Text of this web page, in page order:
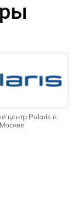
центр Polaris в
Москве